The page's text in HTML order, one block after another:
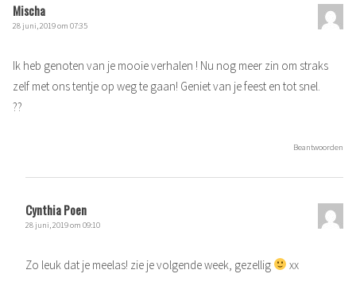
Mischa
28 juni, 2019 om 07:35
Ik heb genoten van je mooie verhalen ! Nu nog meer zin om straks
zelf met ons tentje op weg te gaan! Geniet van je feest en tot snel.
??
Beantwoorden
Cynthia Poen
28 juni, 2019 om 09:10
Zo leuk dat je meelas! zie je volgende week, gezellig xx